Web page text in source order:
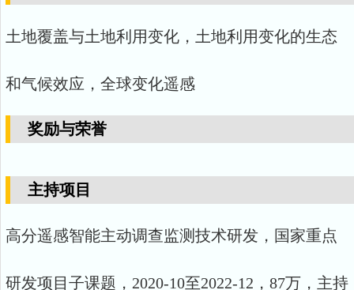
土地覆盖与土地利用变化，土地利用变化的生态
和气候效应，全球变化遥感
奖励与荣誉
主持项目
高分遥感智能主动调查监测技术研发，国家重点
研发项目子课题，2020-10至2022-12，87万，主持